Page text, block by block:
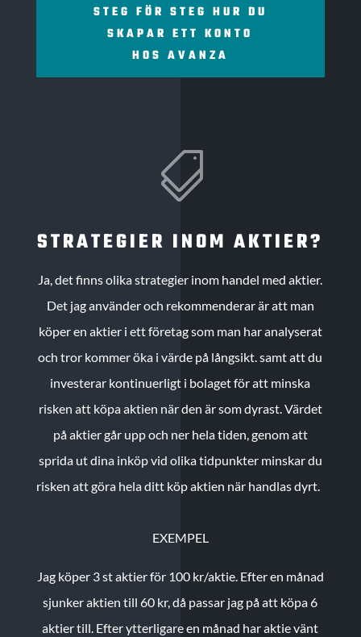
STEG FÖR STEG HUR DU
SKAPAR ETT KONTO
HOS AVANZA

STRATEGIER INOM AKTIER?
Ja, det finns olika strategier inom handel med aktier.
Det jag använder och rekommenderar är att man
köper en aktier i ett företag som man har analyserat
och tror kommer öka i värde på långsikt. samt att du
investerar kontinuerligt i bolaget för att minska
risken att köpa aktien när den är som dyrast. Värdet
på aktier går upp och ner hela tiden, genom att
sprida ut dina inköp vid olika tidpunkter minskar du
risken att göra hela ditt köp aktien när handlas dyrt.
EXEMPEL
Jag köper 3 st aktier för 100 kr/aktie. Efter en månad
sjunker aktien till 60 kr, då passar jag på att köpa 6
aktier till. Efter ytterligare en månad har aktie vänt